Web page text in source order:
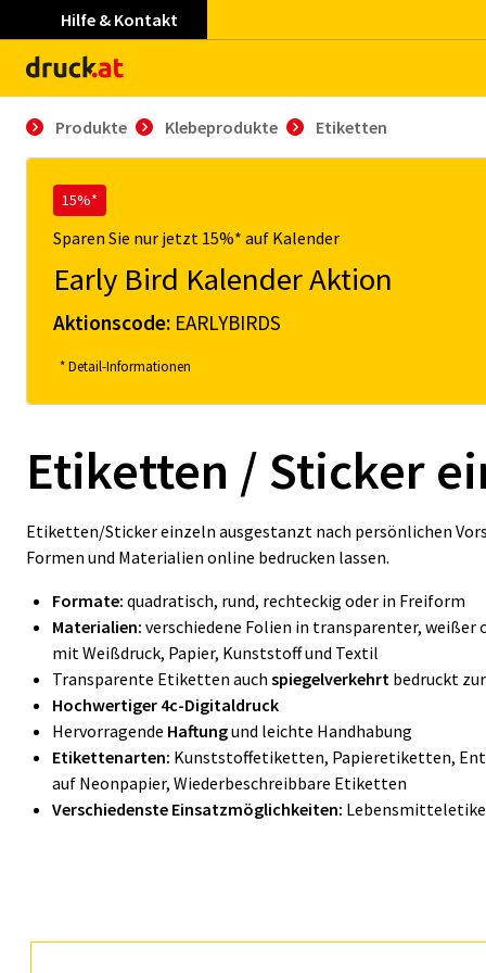
Hilfe & Kontakt
Produkte Klebeprodukte Etiketten
15%*
Sparen Sie nur jetzt 15%* auf Kalender
Early Bird Kalender Aktion
Aktionscode: EARLYBIRDS
* Detail-Informationen
Etiketten / Sticker
Etiketten/Sticker einzeln ausgestanzt nach persönlichen
Formen und Materialien online bedrucken lassen.
Formate: quadratisch, rund, rechteckig oder in Freiform
Materialien: verschiedene Folien in transparenter, weißer
mit Weißdruck, Papier, Kunststoff und Textil
Transparente Etiketten auch spiegelverkehrt bedruckt
Hochwertiger 4c-Digitaldruck
Hervorragende Haftungund leichte Handhabung
Etikettenarten: Kunststoffetiketten, Papieretiketten,
auf Neonpapier, Wiederbeschreibbare Etiketten
Verschiedenste Einsatzmöglichkeiten: